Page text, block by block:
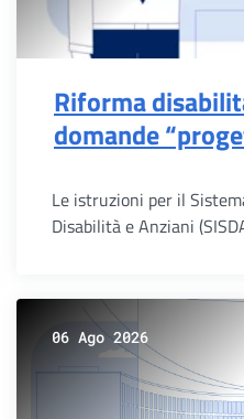
Riforma
domande
Le istruzioni per il
Disabilità e Anziani
06 Ago 2026